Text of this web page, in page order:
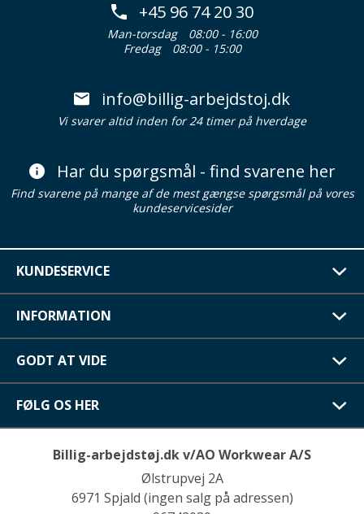
+45 96 74 20 30
Man-torsdag
08:00 - 16:00
Fredag
08:00 - 15:00
info@billig-arbejdstoj.dk
Vi svarer altid inden for 24 timer på hverdage
Har du spørgsmål - find svarene her
Find svarene på mange af de mest gængse spørgsmål på vores
kundeservicesider
KUNDESERVICE
INFORMATION
GODT AT VIDE
FØLG OS HER
Billig-arbejdstøj.dk v/AO Workwear A/S
Ølstrupvej 2A
6971 Spjald (ingen salg på adressen)